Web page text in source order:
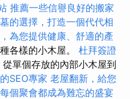
推薦一些信譽良好的搬家
的選擇，打造一個代代相
為您提供健康、舒適的產
各樣的小木屋。 杜拜簽證
從單個存放的內部小木屋到
SEO專家 老屋翻新，給您
個聚會都成為難忘的盛宴